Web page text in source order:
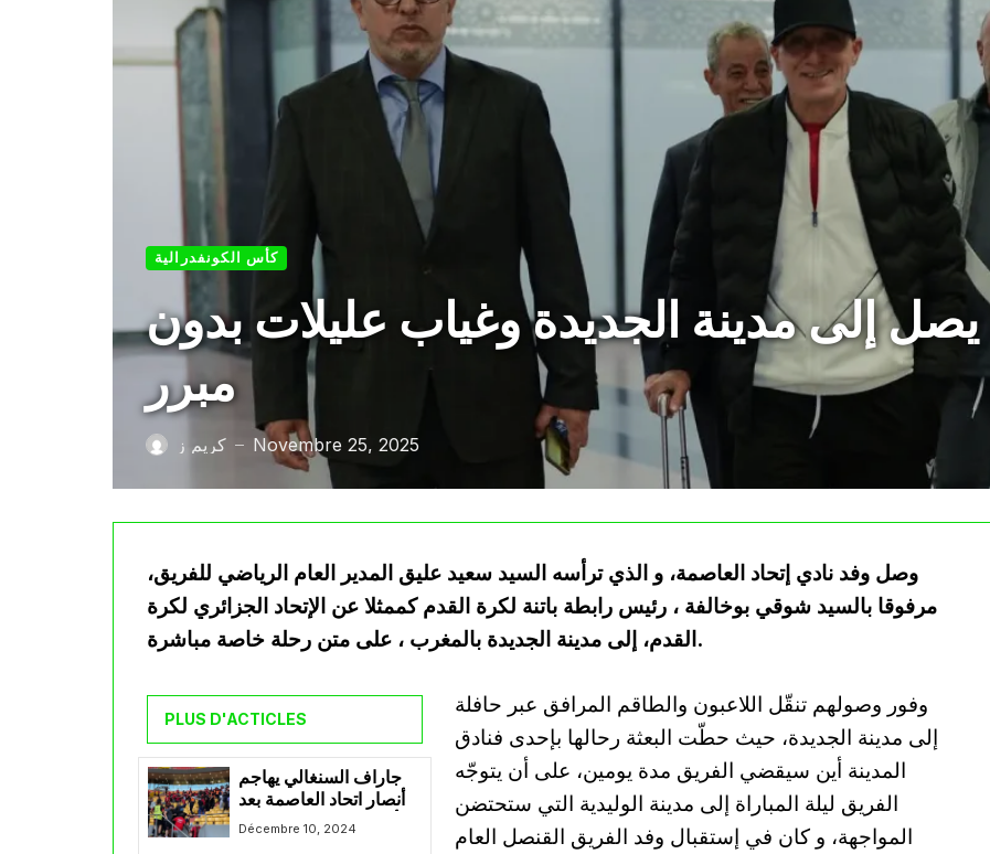
كأس الكونفدرالية
يصل إلى مدينة الجديدة وغياب عليلات بدون
مبرر
كريم ز — Novembre 25, 2025
وصل وفد نادي إتحاد العاصمة، و الذي ترأسه السيد سعيد عليق المدير العام الرياضي للفريق،
مرفوقا بالسيد شوقي بوخالفة ، رئيس رابطة باتنة لكرة القدم كممثلا عن الإتحاد الجزائري لكرة
القدم، إلى مدينة الجديدة بالمغرب ، على متن رحلة خاصة مباشرة.
PLUS D'ACTICLES
جاراف السنغالي يهاجم
أنصار اتحاد العاصمة بعد
أحداث ملعب “عبد الله
Décembre 10, 2024
وفور وصولهم تنقّل اللاعبون والطاقم المرافق عبر حافلة
إلى مدينة الجديدة، حيث حطّت البعثة رحالها بإحدى فنادق
المدينة أين سيقضي الفريق مدة يومين، على أن يتوجّه
الفريق ليلة المباراة إلى مدينة الوليدية التي ستحتضن
المواجهة، و كان في إستقبال وفد الفريق القنصل العام